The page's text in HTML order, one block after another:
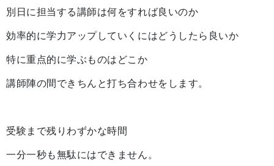
別日に担当する講師は何をすれば良いのか
効率的に学力アップしていくにはどうしたら良いか
特に重点的に学ぶものはどこか
講師陣の間できちんと打ち合わせをします。
受験まで残りわずかな時間
一分一秒も無駄にはできません。